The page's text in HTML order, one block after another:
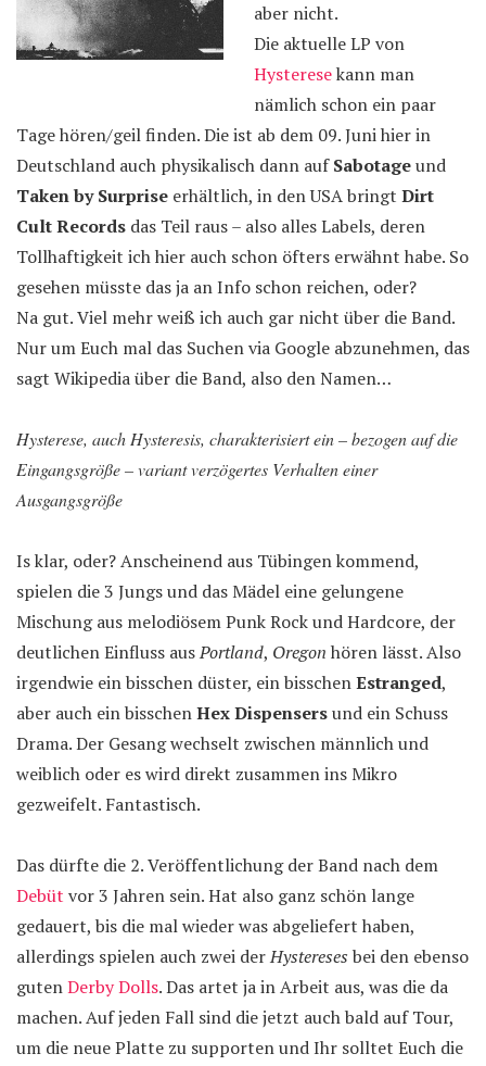
aber nicht.
Die aktuelle LP von
Hysteresekann man
nämlich schon ein paar
Tage hören/geil finden. Die ist ab dem 09. Juni hier in
Deutschland auch physikalisch dann aufSabotageund
Taken by Surprise erhältlich, in den USA bringt Dirt
Cult Records das Teil raus – also alles Labels, deren
Tollhaftigkeit ich hier auch schon öfters erwähnt habe. So
gesehen müsste das ja an Info schon reichen, oder?
Na gut. Viel mehr weiß ich auch gar nicht über die Band.
Nur um Euch mal das Suchen via Google abzunehmen, das
sagt Wikipedia über die Band, also den Namen…
Hysterese, auch Hysteresis, charakterisiert ein – bezogen auf die
Eingangsgröße – variant verzögertes Verhalten einer
Ausgangsgröße
Is klar, oder? Anscheinend aus Tübingen kommend,
spielen die 3 Jungs und das Mädel eine gelungene
Mischung aus melodiösem Punk Rock und Hardcore, der
deutlichen Einfluss ausPortland, Oregon hören lässt. Also
irgendwie ein bisschen düster, ein bisschenEstranged,
aber auch ein bisschenHex Dispensersund ein Schuss
Drama. Der Gesang wechselt zwischen männlich und
weiblich oder es wird direkt zusammen ins Mikro
gezweifelt. Fantastisch.
Das dürfte die 2. Veröffentlichung der Band nach dem
Debüt vor 3 Jahren sein. Hat also ganz schön lange
gedauert, bis die mal wieder was abgeliefert haben,
allerdings spielen auch zwei derHystereses bei den ebenso
gutenDerby Dolls. Das artet ja in Arbeit aus, was die da
machen. Auf jeden Fall sind die jetzt auch bald auf Tour,
um die neue Platte zu supporten und Ihr solltet Euch die